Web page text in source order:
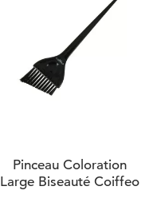
Pinceau Coloration
Large Biseauté Coiffeo